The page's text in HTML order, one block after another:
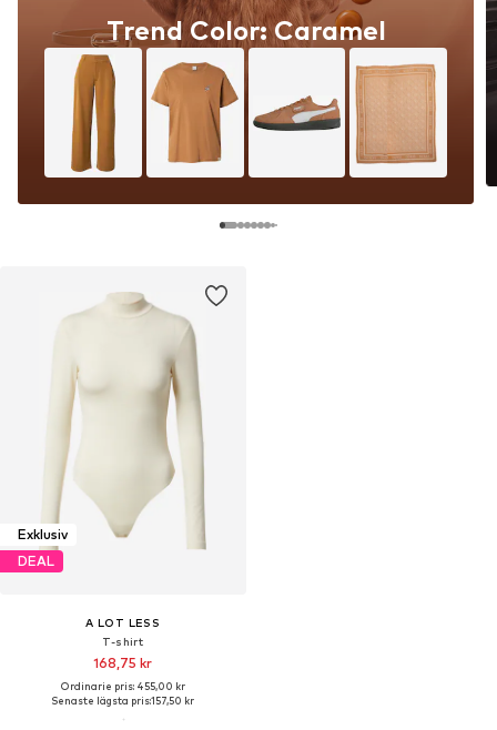
Trend Color: Caramel
Exklusiv
DEAL
A LOT LESS
T-shirt
168,75 kr
Ordinarie pris: 455,00 kr
Senaste lägsta pris:157,50 kr